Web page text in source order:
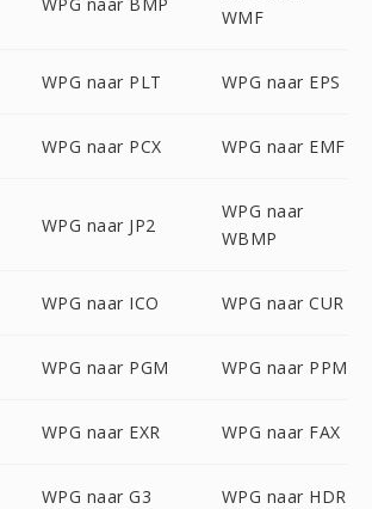
WMF
WPG naar PLT WPG naar EPS
WPG naar PCX WPG naar EMF
WPG naar JP2
WPG naar
WBMP
WPG naar ICO WPG naar CUR
WPG naar PGM WPG naar PPM
WPG naar EXR WPG naar FAX
WPG naar G3 WPG naar HDR